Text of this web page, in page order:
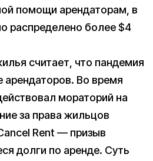
помощи арендаторам, в
распределено более $4
считает, что пандемия
арендаторов. Во время
мораторий на
за права жильцов
Rent — призыв
долги по аренде. Суть